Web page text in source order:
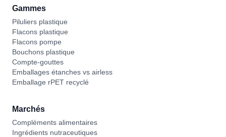
Gammes
Piluliers plastique
Flacons plastique
Flacons pompe
Bouchons plastique
Compte-gouttes
Emballages étanches vs airless
Emballage rPET recyclé
Marchés
Compléments alimentaires
Ingrédients nutraceutiques